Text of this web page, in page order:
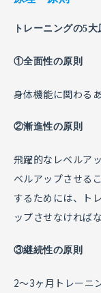
トレーニングの5大
①全面性の原則
身体機能に関わる
②漸進性の原則
飛躍的なレベルア
ベルアップさせる
するためには、ト
ップさせなければ
③継続性の原則
2〜3ヶ月トレーニ